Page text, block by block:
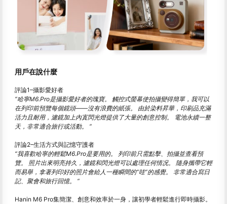
用戶在說什麼
評論1–攝影愛好者
“哈寧M6.Pro是攝影愛好者的瑰寶。 觸控式螢幕使拍攝變得簡單，我可以
在列印前預覽每個鏡頭——沒有浪費的紙張。 由於染料昇華，印刷品充滿
活力且耐用，濾鏡加上內寘閃光燈提供了大量的創意控制。 電池永續一整
天，非常適合旅行或活動。 “
評論2–生活方式與記憶守護者
“我喜歡哈寧的輕鬆M6.Pro是要用的。 列印前只需點擊、拍攝並查看預
覽。 照片出來明亮持久，濾鏡和閃光燈可以處理任何情况。 隨身攜帶它輕
而易舉，拿著列印好的照片會給人一種瞬間的“哇”的感覺。 非常適合寫日
記、聚會和旅行回憶。 “
Hanin M6 Pro集簡潔、創意和效率於一身，讓初學者輕鬆進行即時攝影。